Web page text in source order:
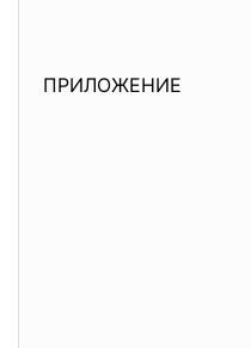
ПРИЛОЖЕНИЕ